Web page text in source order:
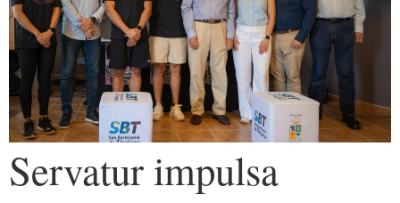
Servatur impulsa